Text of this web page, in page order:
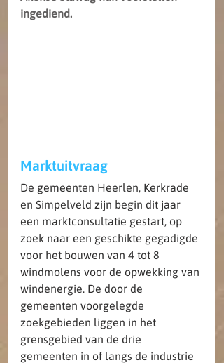
ingediend.
Marktuitvraag
De gemeenten Heerlen, Kerkrade
en Simpelveld zijn begin dit jaar
een marktconsultatie gestart, op
zoek naar een geschikte gegadigde
voor het bouwen van 4 tot 8
windmolens voor de opwekking van
windenergie. De door de
gemeenten voorgelegde
zoekgebieden liggen in het
grensgebied van de drie
gemeenten in of langs de industrie